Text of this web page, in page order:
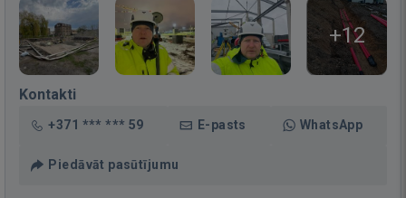
+12
Kontakti
+371 *** *** 59 E-pasts WhatsApp
Piedāvāt pasūtījumu